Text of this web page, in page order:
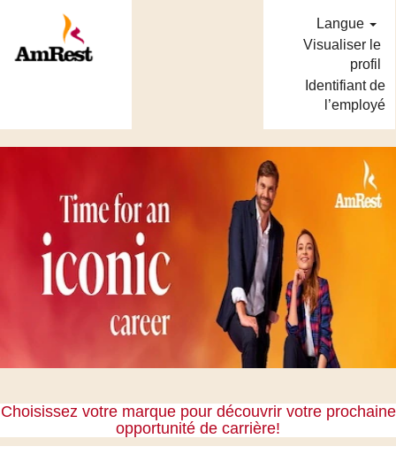
Langue
Visualiser le
profil
Identifiant de
l’employé
Choisissez votre marque pour découvrir votre prochaine
opportunité de carrière!